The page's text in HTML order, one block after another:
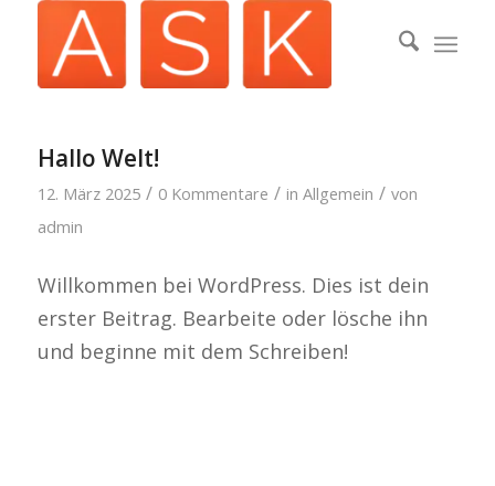
Hallo Welt!
12. März 2025 / 0 Kommentare / in Allgemein / von
admin
Willkommen bei WordPress. Dies ist dein
erster Beitrag. Bearbeite oder lösche ihn
und beginne mit dem Schreiben!